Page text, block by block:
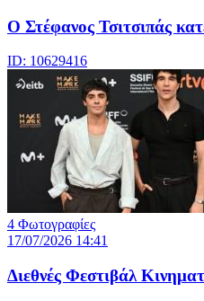
Ο Στέφανος Τσιτσιπάς
ID: 10629416
4 Φωτογραφίες
17/07/2026 14:41
Διεθνές Φεστιβάλ